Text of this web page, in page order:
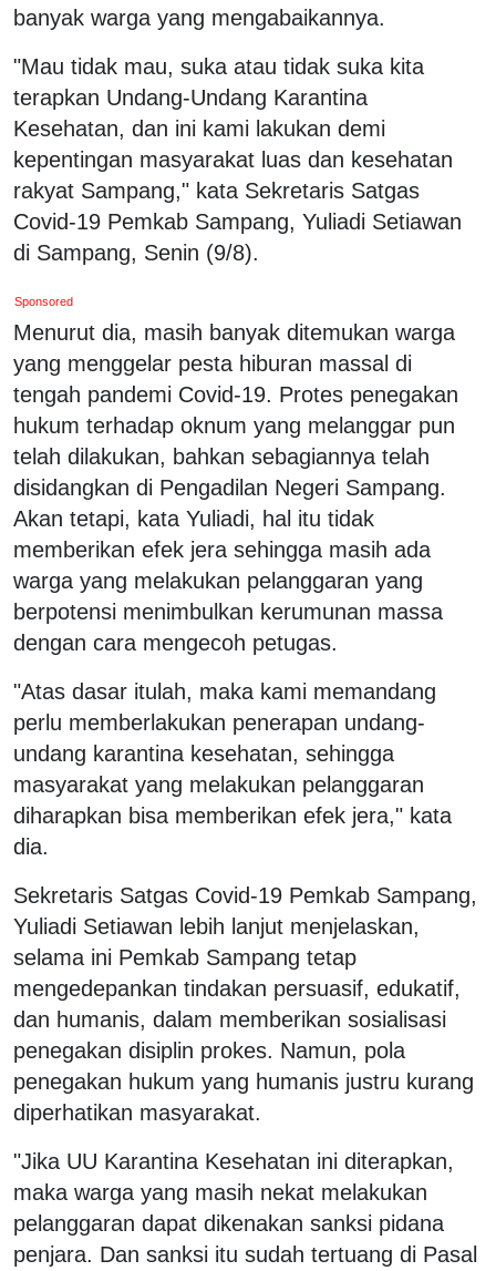
banyak warga yang mengabaikannya.
"Mau tidak mau, suka atau tidak suka kita
terapkan Undang-Undang Karantina
Kesehatan, dan ini kami lakukan demi
kepentingan masyarakat luas dan kesehatan
rakyat Sampang," kata Sekretaris Satgas
Covid-19 Pemkab Sampang, Yuliadi Setiawan
di Sampang, Senin (9/8).
Sponsored
Menurut dia, masih banyak ditemukan warga
yang menggelar pesta hiburan massal di
tengah pandemi Covid-19. Protes penegakan
hukum terhadap oknum yang melanggar pun
telah dilakukan, bahkan sebagiannya telah
disidangkan di Pengadilan Negeri Sampang.
Akan tetapi, kata Yuliadi, hal itu tidak
memberikan efek jera sehingga masih ada
warga yang melakukan pelanggaran yang
berpotensi menimbulkan kerumunan massa
dengan cara mengecoh petugas.
"Atas dasar itulah, maka kami memandang
perlu memberlakukan penerapan undang-
undang karantina kesehatan, sehingga
masyarakat yang melakukan pelanggaran
diharapkan bisa memberikan efek jera," kata
dia.
Sekretaris Satgas Covid-19 Pemkab Sampang,
Yuliadi Setiawan lebih lanjut menjelaskan,
selama ini Pemkab Sampang tetap
mengedepankan tindakan persuasif, edukatif,
dan humanis, dalam memberikan sosialisasi
penegakan disiplin prokes. Namun, pola
penegakan hukum yang humanis justru kurang
diperhatikan masyarakat.
"Jika UU Karantina Kesehatan ini diterapkan,
maka warga yang masih nekat melakukan
pelanggaran dapat dikenakan sanksi pidana
penjara. Dan sanksi itu sudah tertuang di Pasal